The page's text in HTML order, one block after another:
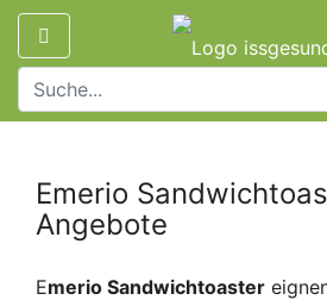
Emerio
Angebote
Emerio Sandwichtoaster